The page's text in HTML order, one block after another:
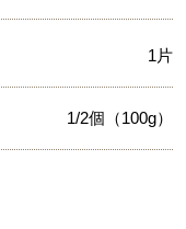
1片
1/2個（100g）